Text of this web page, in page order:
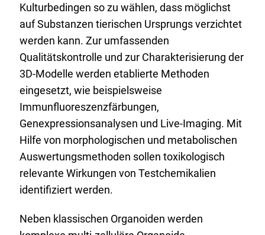
Kulturbedingen so zu wählen, dass möglichst
auf Substanzen tierischen Ursprungs verzichtet
werden kann. Zur umfassenden
Qualitätskontrolle und zur Charakterisierung der
3D-Modelle werden etablierte Methoden
eingesetzt, wie beispielsweise
Immunfluoreszenzfärbungen,
Genexpressionsanalysen und Live-Imaging. Mit
Hilfe von morphologischen und metabolischen
Auswertungsmethoden sollen toxikologisch
relevante Wirkungen von Testchemikalien
identifiziert werden.
Neben klassischen Organoiden werden